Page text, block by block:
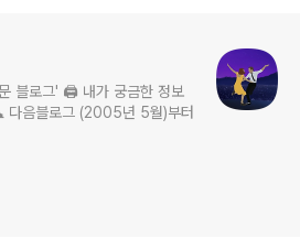
블로그' 🖨️ 내가 궁금한 정보
음블로그 (2005년 5월)부터